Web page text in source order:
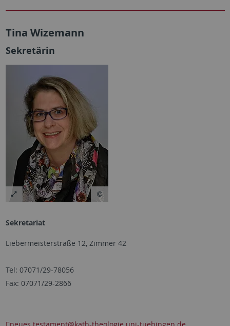
Tina Wizemann
Sekretärin
Sekretariat
Liebermeisterstraße 12, Zimmer 42
Tel: 07071/29-78056
Fax: 07071/29-2866